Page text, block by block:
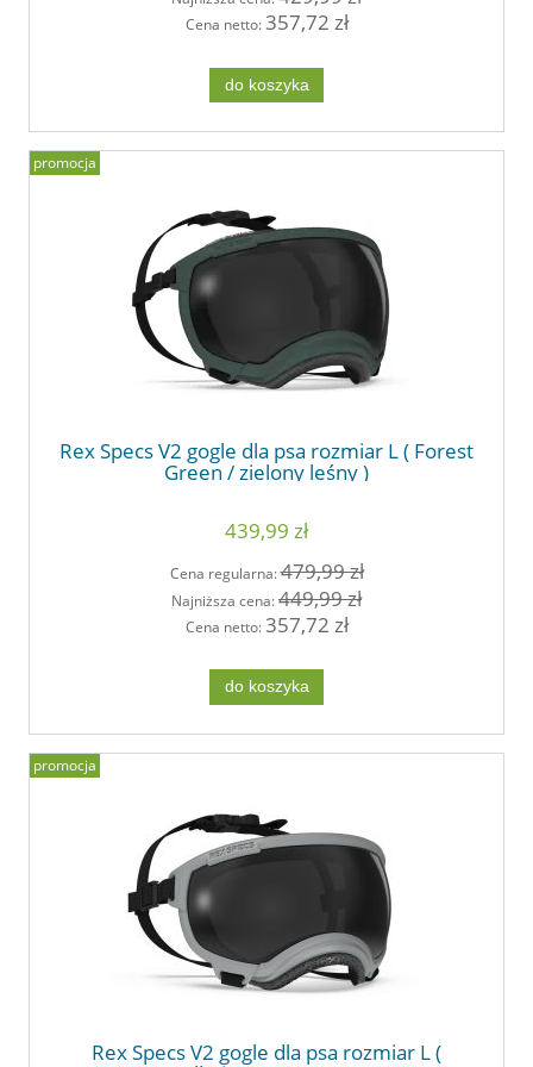
Cena netto:357,72 zł
do koszyka
Rex Specs V2 gogle dla psa rozmiar L ( Forest
Green / zielony leśny )
439,99 zł
Cena regularna:479,99 zł
Najniższa cena:449,99 zł
Cena netto:357,72 zł
do koszyka
promocja
Rex Specs V2 gogle dla psa rozmiar L (
promocja